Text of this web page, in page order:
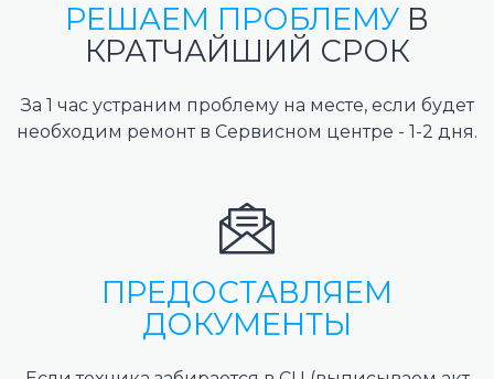
РЕШАЕМ ПРОБЛЕМУ В
КРАТЧАЙШИЙ СРОК
За 1 час устраним проблему на месте, если будет
необходим ремонт в Сервисном центре - 1-2 дня.
ПРЕДОСТАВЛЯЕМ
ДОКУМЕНТЫ